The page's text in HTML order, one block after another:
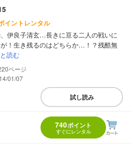
イントレンタル
伊良子清玄…長きに亘る二人の戦いに
！生き残るのはどちらか…！？残酷無
読む
01/07
試し読み
740ポイント
すぐにレンタル